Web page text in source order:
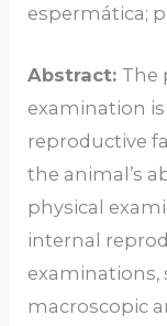
espermática;
Abstract: The
examination
reproductive
the animal’s
physical
internal
examinations,
macroscopic